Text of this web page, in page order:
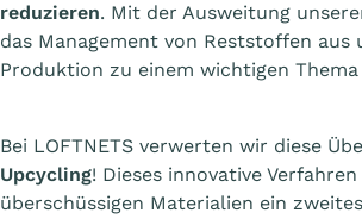
reduzieren. Mit der Ausweitung
das Management von Reststoffen aus
Produktion zu einem wichtigen Thema
Bei LOFTNETS verwerten wir diese
Upcycling! Dieses innovative
überschüssigen Materialien ein